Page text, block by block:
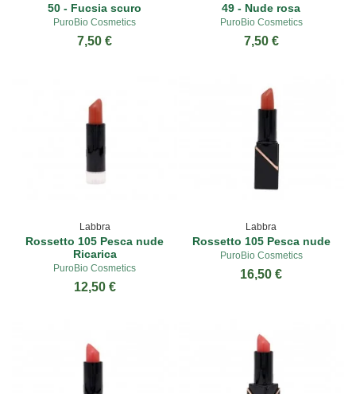
50 - Fucsia scuro
PuroBio Cosmetics
7,50 €
49 - Nude rosa
PuroBio Cosmetics
7,50 €
Labbra
Rossetto 105 Pesca nude
Ricarica
PuroBio Cosmetics
12,50 €
Labbra
Rossetto 105 Pesca nude
PuroBio Cosmetics
16,50 €